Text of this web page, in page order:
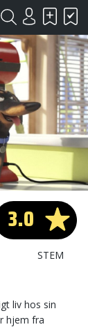
3.0
STEM
liv hos sin
hjem fra